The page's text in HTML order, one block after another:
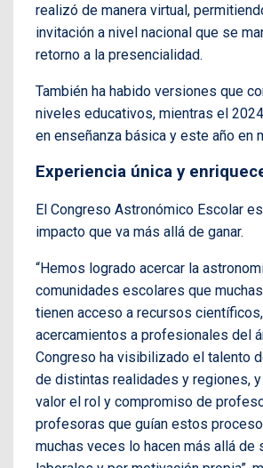
realizó de manera virtual,
invitación a nivel nacional que se
retorno a la presencialidad.
También ha habido versiones que
niveles educativos, mientras el
en enseñanza básica y este año en
Experiencia única y
El Congreso Astronómico Escolar
impacto que va más allá de ganar.
“Hemos logrado acercar la
comunidades escolares que
tienen acceso a recursos
acercamientos a profesionales del
Congreso ha visibilizado el talento
de distintas realidades y regiones,
valor el rol y compromiso de
profesoras que guían estos
muchas veces lo hacen más allá de